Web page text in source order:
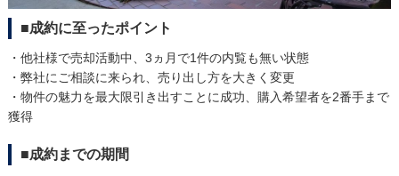
■成約に至ったポイント
・他社様で売却活動中、3ヵ月で1件の内覧も無い状態
・弊社にご相談に来られ、売り出し方を大きく変更
・物件の魅力を最大限引き出すことに成功、購入希望者を2番手まで
獲得
■成約までの期間